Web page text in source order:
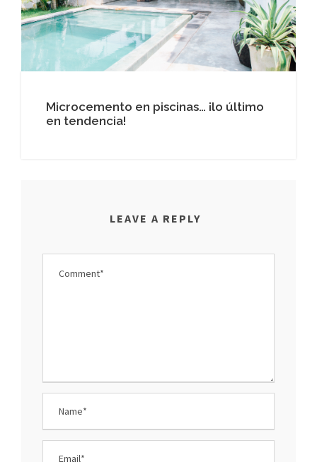
Microcemento en piscinas… ¡lo último
en tendencia!
LEAVE A REPLY